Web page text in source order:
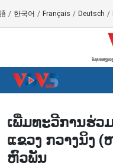
/ 한국어 / Français / Deutsch /
ເພີ່ມ​ທະ​ວີ​ການ​ຮ່ວ
ແຂວງ ກວາງ​ນິງ
ຫົວ​ພັນ